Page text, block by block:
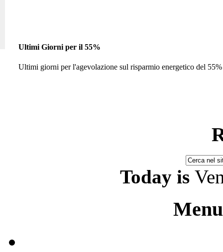
Ultimi Giorni per il 55%
Ultimi giorni per l'agevolazione sul risparmio energetico del
Today is